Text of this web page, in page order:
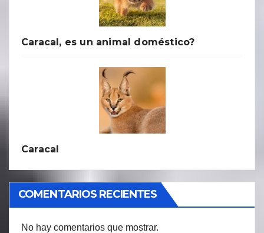
Caracal, es un animal doméstico?
Caracal
COMENTARIOS RECIENTES
No hay comentarios que mostrar.